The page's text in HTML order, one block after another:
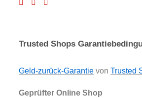
Trusted Shops
Geld-zurück-Garantie von Trusted
Geprüfter Online Shop